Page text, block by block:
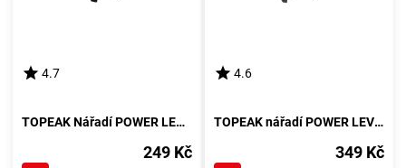
4.7
TOPEAK Nářadí POWER LEVER
249 Kč
4.6
TOPEAK nářadí POWER LEVER X
349 Kč